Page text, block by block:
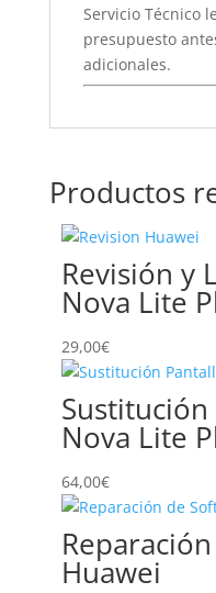
Servicio Técnico
presupuesto
adicionales.
Productos
Revisión y
Nova Lite
29,00€
Nova Lite
64,00€
Huawei